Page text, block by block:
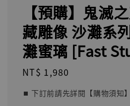
【預購】鬼滅
藏雕像 沙灘系
灘蜜璃 [Fast
Regular
NT$ 1,980
⏹︎ 下訂前請先詳閱【購物須知